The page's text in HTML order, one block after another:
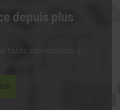
depuis plus
tarifs intéressants à